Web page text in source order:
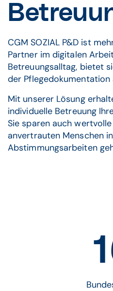
CGM SOZIAL P&D ist
Partner im digitalen
Betreuungsalltag, bietet
der Pflegedokumentation
Mit unserer Lösung
individuelle Betreuung
Sie sparen auch
anvertrauten Menschen
Abstimmungsarbeiten